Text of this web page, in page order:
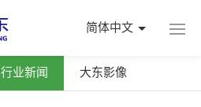
简体中文
行业新闻 大东影像